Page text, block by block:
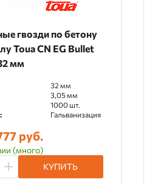
гвозди по бетону
Toua CN EG Bullet
мм
32 мм
3,05 мм
1000 шт.
Гальванизация
руб.
(много)
КУПИТЬ